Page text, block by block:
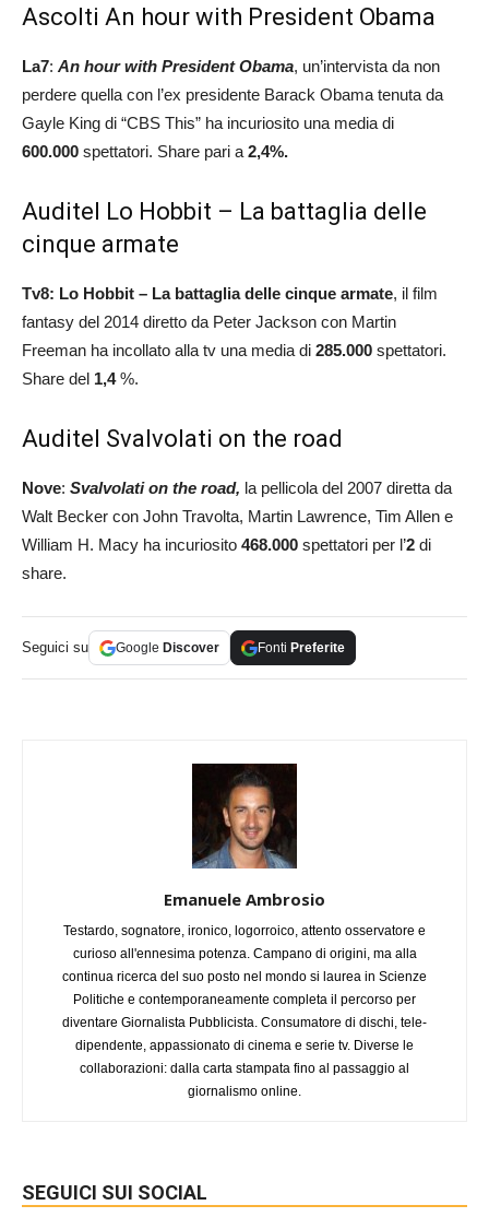
Ascolti An hour with President Obama
La7: An hour with President Obama, un’intervista da non
perdere quella con l’ex presidente Barack Obama tenuta da
Gayle King di “CBS This” ha incuriosito una media di
600.000 spettatori. Share pari a 2,4%.
Auditel Lo Hobbit – La battaglia delle
cinque armate
Tv8: Lo Hobbit – La battaglia delle cinque armate, il film
fantasy del 2014 diretto da Peter Jackson con Martin
Freeman ha incollato alla tv una media di 285.000 spettatori.
Share del 1,4%.
Auditel Svalvolati on the road
Nove: Svalvolati on the road, la pellicola del 2007 diretta da
Walt Becker con John Travolta, Martin Lawrence, Tim Allen e
William H. Macy ha incuriosito 468.000 spettatori per l’2 di
share.
Seguici su Google Discover Fonti Preferite
Emanuele Ambrosio
Testardo, sognatore, ironico, logorroico, attento osservatore e
curioso all'ennesima potenza. Campano di origini, ma alla
continua ricerca del suo posto nel mondo si laurea in Scienze
Politiche e contemporaneamente completa il percorso per
diventare Giornalista Pubblicista. Consumatore di dischi, tele-
dipendente, appassionato di cinema e serie tv. Diverse le
collaborazioni: dalla carta stampata fino al passaggio al
giornalismo online.
SEGUICI SUI SOCIAL